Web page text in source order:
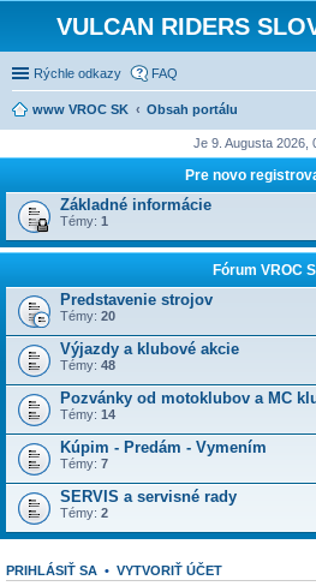
VULCAN RIDERS
Rýchle odkazy FAQ
www VROC SK Obsah portálu
Je 9. Augusta 2026,
Pre novo
Základné informácie
Témy: 1
Fórum VROC
Predstavenie strojov
Témy: 20
Výjazdy a klubové akcie
Témy: 48
Pozvánky od motoklubov a MC
Témy: 14
Kúpim - Predám - Vymením
Témy: 7
SERVIS a servisné rady
Témy: 2
PRIHLÁSIŤ SA • VYTVORIŤ ÚČET